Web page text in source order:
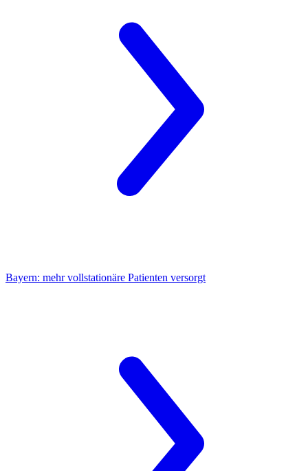
Bayern: mehr vollstationäre Patienten versorgt